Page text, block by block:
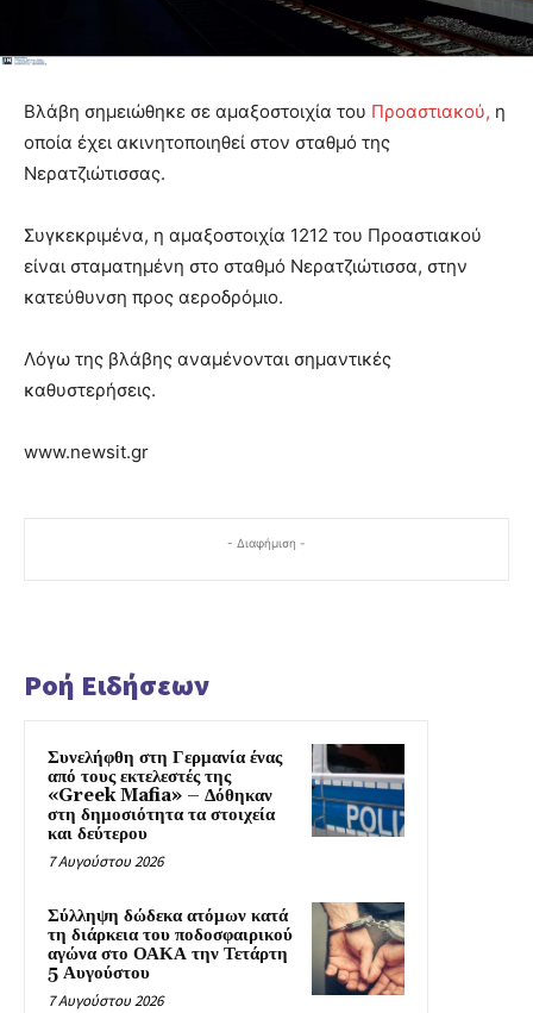
Βλάβη σημειώθηκε σε αμαξοστοιχία του Προαστιακού, η
οποία έχει ακινητοποιηθεί στον σταθμό της
Νερατζιώτισσας.
Συγκεκριμένα, η αμαξοστοιχία 1212 του Προαστιακού
είναι σταματημένη στο σταθμό Νερατζιώτισσα, στην
κατεύθυνση προς αεροδρόμιο.
Λόγω της βλάβης αναμένονται σημαντικές
καθυστερήσεις.
www.newsit.gr
- Διαφήμιση -
Ροή Ειδήσεων
Συνελήφθη στη Γερμανία ένας
από τους εκτελεστές της
«Greek Mafia» – Δόθηκαν
στη δημοσιότητα τα στοιχεία
και δεύτερου
7 Αυγούστου 2026
Σύλληψη δώδεκα ατόμων κατά
τη διάρκεια του ποδοσφαιρικού
αγώνα στο ΟΑΚΑ την Τετάρτη
5 Αυγούστου
7 Αυγούστου 2026